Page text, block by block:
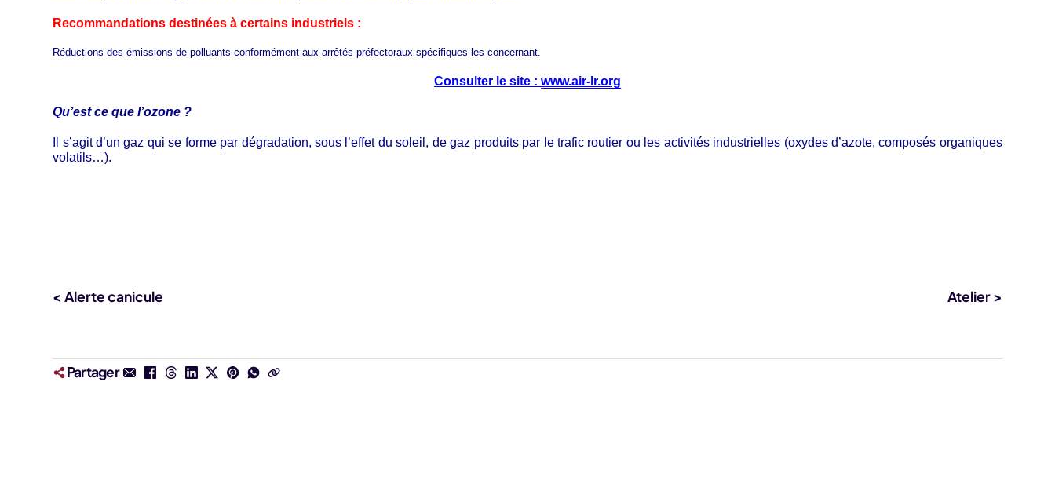
Recommandations destinées à certains industriels :
Réductions des émissions de polluants conformément aux arrêtés préfectoraux spécifiques les concernant.
Consulter le site : www.air-lr.org
Qu’est ce que l’ozone ?
Il s’agit d’un gaz qui se forme par dégradation, sous l’effet du soleil, de gaz produits par le trafic routier ou les activités industrielles (oxydes d’azote, composés organiques
volatils…).
< Alerte canicule Atelier >
Partager